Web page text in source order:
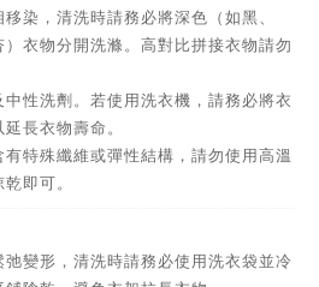
染，清洗時請務必將深色（如黑、
衣物分開洗滌。高對比拼接衣物請勿
性洗劑。若使用洗衣機，請務必將衣
長衣物壽命。
特殊纖維或彈性結構，請勿使用高溫
即可。
變形，清洗時請務必使用洗衣袋並冷